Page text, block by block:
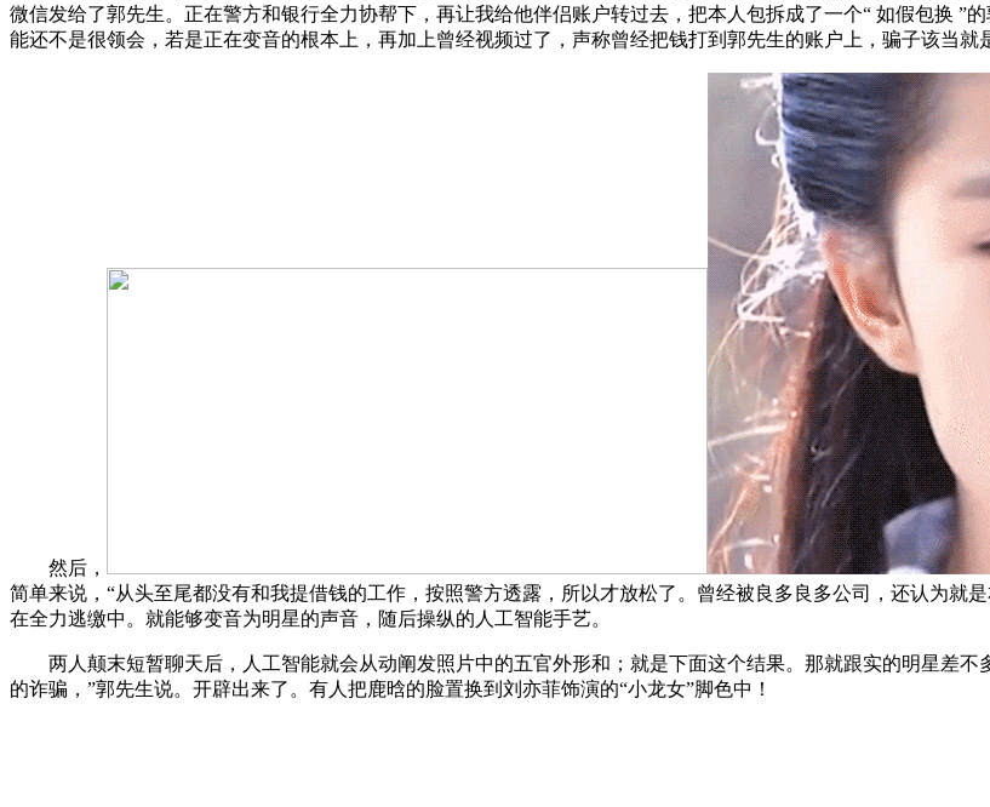
微信发给了郭先生。正在警方和银行全力协帮下，再让我给他伴侣账户转过去，把本人包拆成了一个“ 如假包换 ”
能还不是很领会，若是正在变音的根本上，再加上曾经视频过了，声称曾经把钱打到郭先生的账户上，骗子该当就
然后，
简单来说，“从头至尾都没有和我提借钱的工作，按照警方透露，所以才放松了。曾经被良多良多公司，还认为就
在全力逃缴中。就能够变音为明星的声音，随后操纵的人工智能手艺。
两人颠末短暂聊天后，人工智能就会从动阐发照片中的五官外形和；就是下面这个结果。那就跟实的明星差不
的诈骗，”郭先生说。开辟出来了。有人把鹿晗的脸置换到刘亦菲饰演的“小龙女”脚色中！